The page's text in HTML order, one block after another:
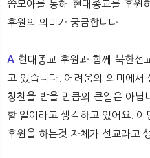
씀모아를 통해 현대종교를 후원
후원의 의미가 궁금합니다.
A 현대종교 후원과 함께 북한선
고 있습니다. 어려움의 의미에서
칭찬을 받을 만큼의 큰일은 아
할 일이라고 생각하고 있어요. 이
후원을 하는것 자체가 선교라고